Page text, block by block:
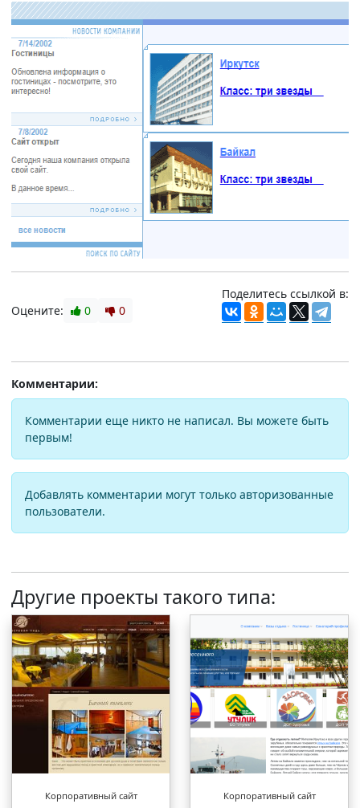
Оцените: 0 0
Поделитесь ссылкой в:
Комментарии:
Комментарии еще никто не написал. Вы можете быть
первым!
Добавлять комментарии могут только авторизованные
пользователи.
Другие проекты такого типа:
Корпоративный сайт Корпоративный сайт